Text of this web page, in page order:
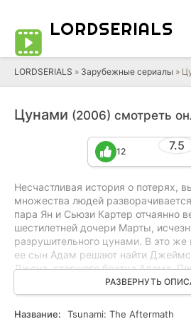
LORDSERIALS
LORDSERIALS » Зарубежные сериалы »
Цунами (2006) смотреть
7.5
12
Несчастливая история о потерях,
множества людей
пара Ян и Сьюзи Картер отчаянно
шестилетней дочери Марты,
разрушительного цунами. В это
ее сын Адам решают найти
Джона, старшего братца Адама.
официант Тхана борется с
и всей деревни. Вся эта
нескольких чиновников, которые
РАЗВЕРНУТЬ
Название:
Tsunami: The Aftermath